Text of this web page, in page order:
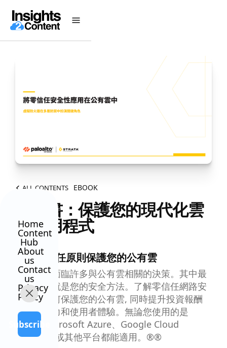
Home
Content
Hub
About
us
Contact
us
Privacy
Policy
Subscribe
ALL CONTENTS EBOOK
電子書：保護您的現代化雲
端應用程式
利用零信任原則保護您的公有雲
您可能會面臨許多與公有雲相關的決策。其中最
為關鍵的就是您的安全方法。了解零信任網路安
全平台如何保護您的公有雲, 同時提升投資報酬
率、生產力和使用者體驗。無論您使用的是
AWS、Microsoft Azure、Google Cloud
Platform 或其他平台都能適用。®®